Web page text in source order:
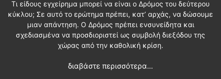
Τι είδους εγχείρημα μπορεί να είναι ο Δρόμος του δεύτερου
κύκλου; Σε αυτό το ερώτημα πρέπει, κατ’ αρχάς, να δώσουμε
μιαν απάντηση. Ο Δρόμος πρέπει ενσυνείδητα και
σχεδιασμένα να προσδιοριστεί ως συμβολή διεξόδου της
χώρας από την καθολική κρίση.
διαβάστε περισσότερα...